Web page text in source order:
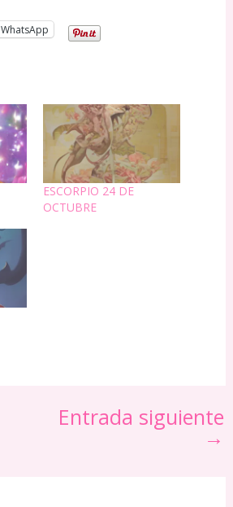
WhatsApp
ESCORPIO 24 DE
OCTUBRE
Entrada siguiente
→